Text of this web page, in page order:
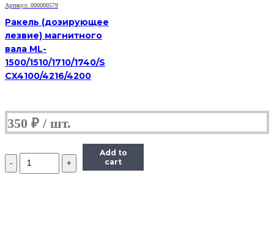
Артикул: 000000579
Ракель (дозирующее
лезвие) магнитного
вала ML-
1500/1510/1710/1740/S
CX4100/4216/4200
350 ₽
Количество
Дозирующее
Add to
cart